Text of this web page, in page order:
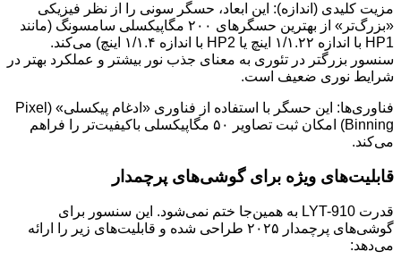
مزیت کلیدی (اندازه): این ابعاد، حسگر سونی را از نظر فیزیکی
«بزرگ‌تر» از بهترین حسگرهای ۲۰۰ مگاپیکسلی سامسونگ (مانند
HP1 با اندازه ۱/۱.۲۲ اینچ یا HP2 با اندازه ۱/۱.۴ اینچ) می‌کند.
سنسور بزرگتر در تئوری به معنای جذب نور بیشتر و عملکرد بهتر در
شرایط نوری ضعیف است.
فناوری‌ها: این حسگر با استفاده از فناوری «ادغام پیکسلی» (Pixel
Binning) امکان ثبت تصاویر ۵۰ مگاپیکسلی باکیفیت‌تر را فراهم
می‌کند.
قابلیت‌های ویژه برای گوشی‌های پرچمدار
قدرت LYT-910 به همین‌جا ختم نمی‌شود. این سنسور برای
گوشی‌های پرچمدار ۲۰۲۵ طراحی شده و قابلیت‌های زیر را ارائه
می‌دهد: